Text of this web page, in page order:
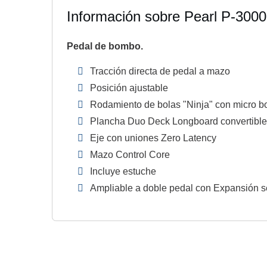
Información sobre Pearl P-
Pedal de bombo.
Tracción directa de pedal a mazo
Posición ajustable
Rodamiento de bolas "Ninja" con micro
Plancha Duo Deck Longboard
Eje con uniones Zero Latency
Mazo Control Core
Incluye estuche
Ampliable a doble pedal con Expansión